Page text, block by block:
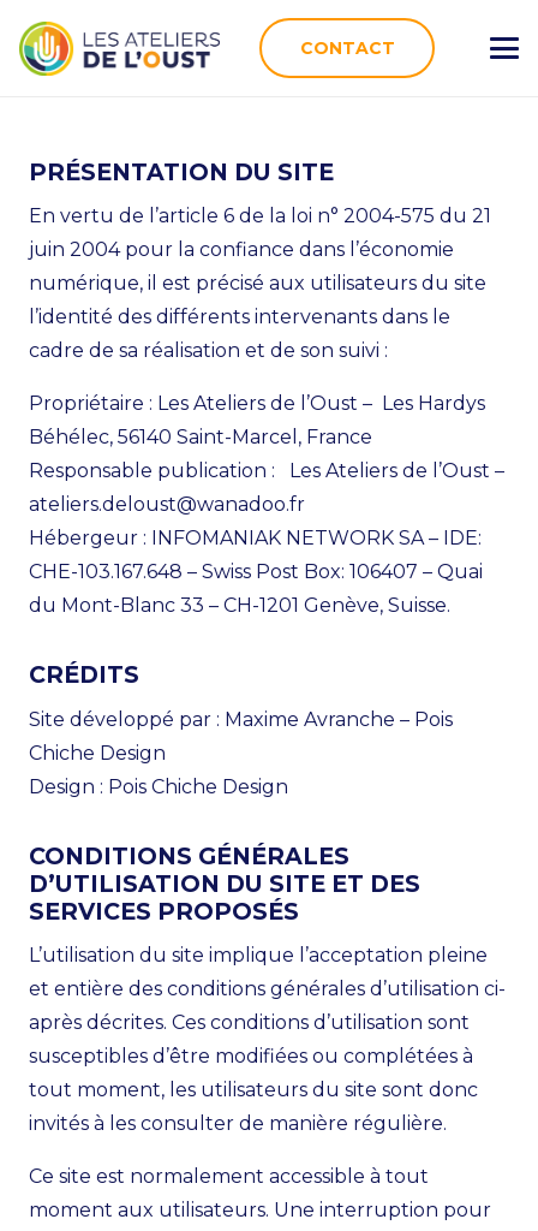
CONTACT
PRÉSENTATION DU SITE
En vertu de l’article 6 de la loi n° 2004-575 du 21
juin 2004 pour la confiance dans l’économie
numérique, il est précisé aux utilisateurs du site
l’identité des différents intervenants dans le
cadre de sa réalisation et de son suivi :
Propriétaire : Les Ateliers de l’Oust – Les Hardys
Béhélec, 56140 Saint-Marcel, France
Responsable publication : Les Ateliers de l’Oust –
ateliers.deloust@wanadoo.fr
Hébergeur : INFOMANIAK NETWORK SA – IDE:
CHE-103.167.648 – Swiss Post Box: 106407 – Quai
du Mont-Blanc 33 – CH-1201 Genève, Suisse.
CRÉDITS
Site développé par : Maxime Avranche – Pois
Chiche Design
Design : Pois Chiche Design
CONDITIONS GÉNÉRALES
D’UTILISATION DU SITE ET DES
SERVICES PROPOSÉS
L’utilisation du site implique l’acceptation pleine
et entière des conditions générales d’utilisation ci-
après décrites. Ces conditions d’utilisation sont
susceptibles d’être modifiées ou complétées à
tout moment, les utilisateurs du site sont donc
invités à les consulter de manière régulière.
Ce site est normalement accessible à tout
moment aux utilisateurs. Une interruption pour